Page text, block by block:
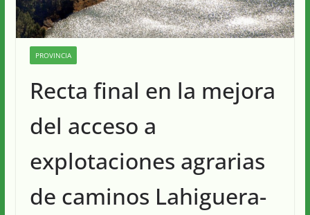
PROVINCIA
Recta final en la mejora
del acceso a
explotaciones agrarias
de caminos Lahiguera-